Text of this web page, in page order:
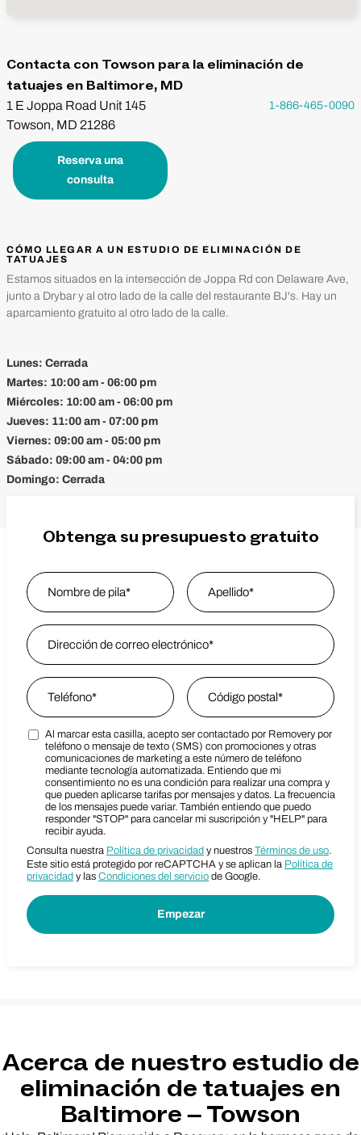
Contacta con Towson para la eliminación de
tatuajes en Baltimore, MD
1 E Joppa Road Unit 145
Towson, MD 21286
Reserva una
consulta
1-866-465-0090
CÓMO LLEGAR A UN ESTUDIO DE ELIMINACIÓN DE
TATUAJES
Estamos situados en la intersección de Joppa Rd con Delaware Ave,
junto a Drybar y al otro lado de la calle del restaurante BJ's. Hay un
aparcamiento gratuito al otro lado de la calle.
Lunes: Cerrada
Martes: 10:00 am - 06:00 pm
Miércoles: 10:00 am - 06:00 pm
Jueves: 11:00 am - 07:00 pm
Viernes: 09:00 am - 05:00 pm
Sábado: 09:00 am - 04:00 pm
Domingo: Cerrada
Obtenga su presupuesto gratuito
Name
Nombre
Email Address
Phone Zip Code
Zip Code
Marketing SMS Consent Terms
Al marcar esta casilla, acepto ser contactado por Removery por
teléfono o mensaje de texto (SMS) con promociones y otras
comunicaciones de marketing a este número de teléfono
mediante tecnología automatizada. Entiendo que mi
consentimiento no es una condición para realizar una compra y
que pueden aplicarse tarifas por mensajes y datos. La frecuencia
de los mensajes puede variar. También entiendo que puedo
responder "STOP" para cancelar mi suscripción y "HELP" para
recibir ayuda.
Consulta nuestra Política de privacidad y nuestros Términos de uso.
Este sitio está protegido por reCAPTCHA y se aplican la Política de
privacidad y las Condiciones del servicio de Google.
Acerca de nuestro estudio de
eliminación de tatuajes en
Baltimore – Towson